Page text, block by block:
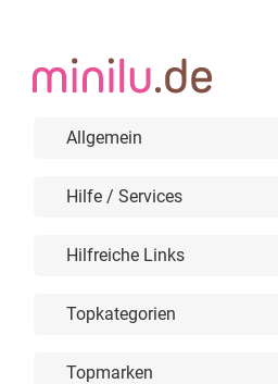
Allgemein
Hilfe / Services
Hilfreiche Links
Topkategorien
Topmarken